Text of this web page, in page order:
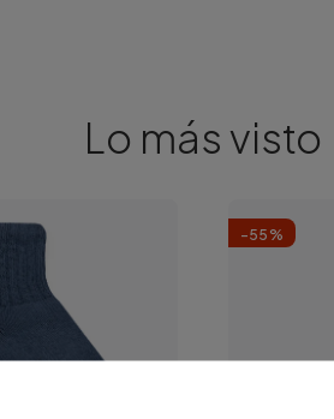
Lo más visto
-55 %